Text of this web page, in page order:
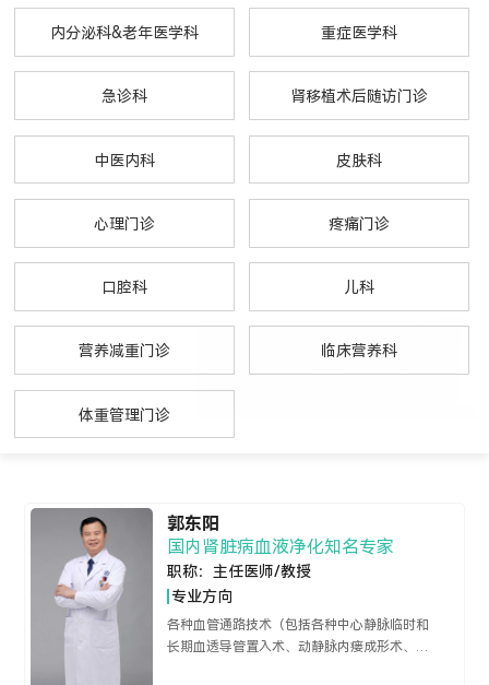
内分泌科&老年医学科 重症医学科
急诊科 肾移植术后随访门诊
中医内科 皮肤科
心理门诊 疼痛门诊
口腔科 儿科
营养减重门诊 临床营养科
体重管理门诊
郭东阳
国内肾脏病血液净化知名专家
职称： 主任医师/教授
专业方向
各种血管通路技术（包括各种中心静脉临时和
长期血透导管置入术、动静脉内瘘成形术、血